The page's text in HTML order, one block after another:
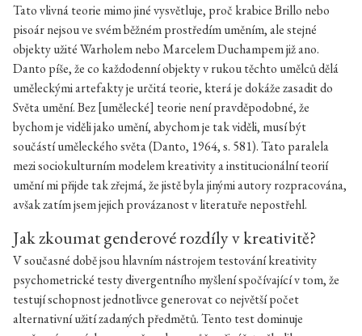
Tato vlivná teorie mimo jiné vysvětluje, proč krabice Brillo nebo
pisoár nejsou ve svém běžném prostředím uměním, ale stejné
objekty užité Warholem nebo Marcelem Duchampem již ano.
Danto píše, že co každodenní objekty v rukou těchto umělců dělá
uměleckými artefakty je určitá teorie, která je dokáže zasadit do
Světa umění. Bez [umělecké] teorie není pravděpodobné, že
bychom je viděli jako umění, abychom je tak viděli, musí být
součástí uměleckého světa (Danto, 1964, s. 581). Tato paralela
mezi sociokulturním modelem kreativity a institucionální teorií
umění mi přijde tak zřejmá, že jistě byla jinými autory rozpracována,
avšak zatím jsem jejich provázanost v literatuře nepostřehl.
Jak zkoumat genderové rozdíly v kreativitě?
V současné době jsou hlavním nástrojem testování kreativity
psychometrické testy divergentního myšlení spočívající v tom, že
testují schopnost jednotlivce generovat co největší počet
alternativní užití zadaných předmětů. Tento test dominuje